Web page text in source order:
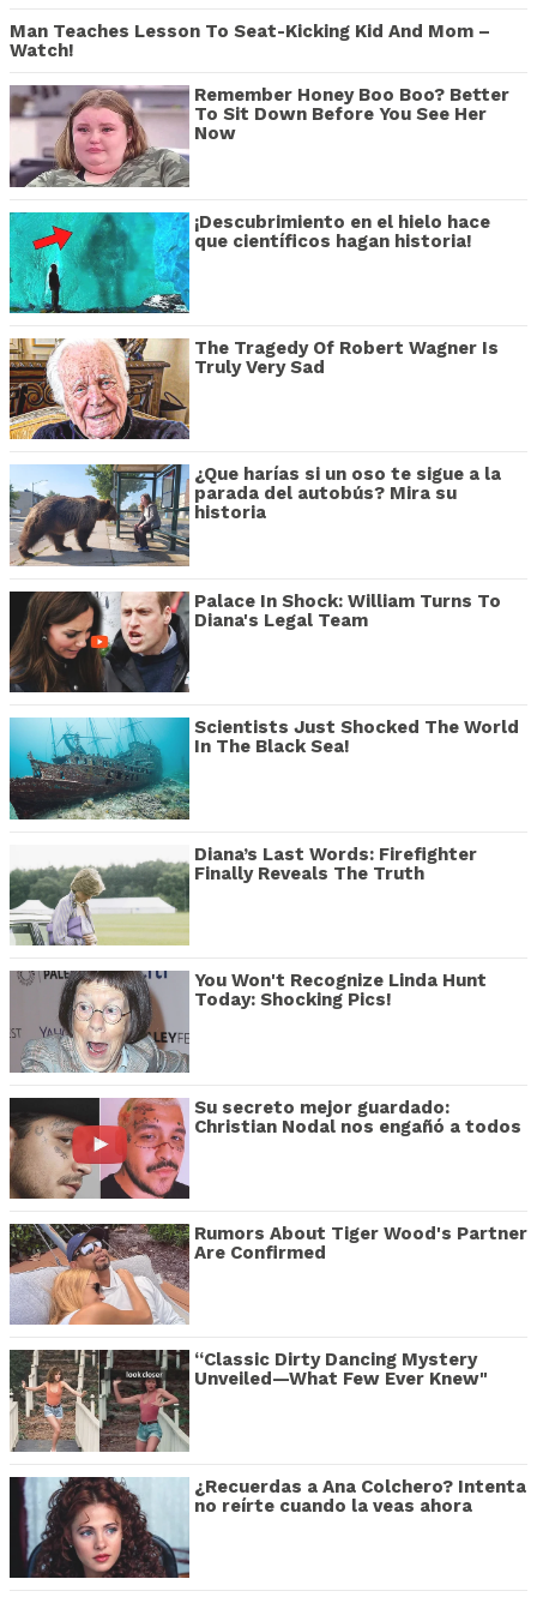
Man Teaches Lesson To Seat-Kicking Kid And Mom –
Watch!
Remember Honey Boo Boo? Better
To Sit Down Before You See Her
Now
¡Descubrimiento en el hielo hace
que científicos hagan historia!
The Tragedy Of Robert Wagner Is
Truly Very Sad
¿Que harías si un oso te sigue a la
parada del autobús? Mira su
historia
Palace In Shock: William Turns To
Diana's Legal Team
Scientists Just Shocked The World
In The Black Sea!
Diana’s Last Words: Firefighter
Finally Reveals The Truth
You Won't Recognize Linda Hunt
Today: Shocking Pics!
Su secreto mejor guardado:
Christian Nodal nos engañó a todos
Rumors About Tiger Wood's Partner
Are Confirmed
“Classic Dirty Dancing Mystery
Unveiled—What Few Ever Knew"
¿Recuerdas a Ana Colchero? Intenta
no reírte cuando la veas ahora